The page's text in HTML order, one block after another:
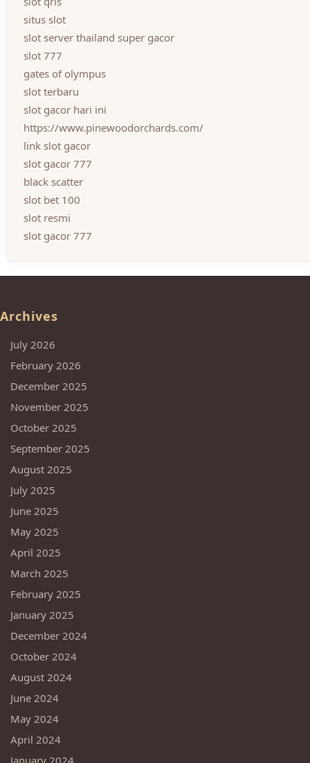
situs slot
slot server thailand super gacor
slot 777
gates of olympus
slot terbaru
slot gacor hari ini
https://www.pinewoodorchards.com/
link slot gacor
slot gacor 777
black scatter
slot bet 100
slot resmi
slot gacor 777
Archives
July 2026
February 2026
December 2025
November 2025
October 2025
September 2025
August 2025
July 2025
June 2025
May 2025
April 2025
March 2025
February 2025
January 2025
December 2024
October 2024
August 2024
June 2024
May 2024
April 2024
January 2024